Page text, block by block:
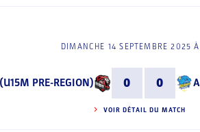
DIMANCHE 14 SEPTEMBRE 2025
PRE-REGION) 0 0
VOIR DÉTAIL DU MATCH